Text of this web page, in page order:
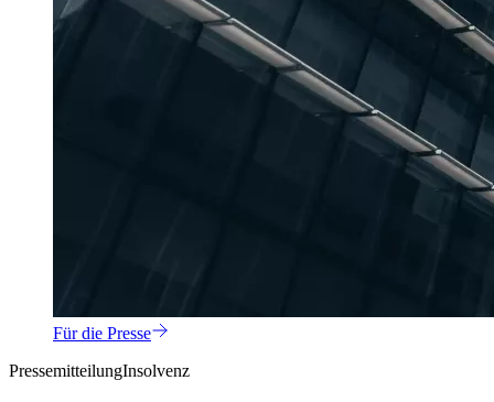
Für die Presse
PressemitteilungInsolvenz